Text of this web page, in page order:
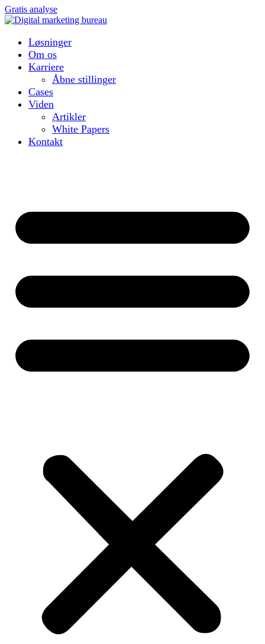
Gratis analyse
Løsninger
Om os
Karriere
Åbne stillinger
Cases
Viden
Artikler
White Papers
Kontakt